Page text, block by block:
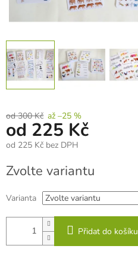
od 300 Kč až –25 %
od 225 Kč
od 225 Kč bez DPH
cena:
Zvolte variantu
Varianta
Přidat do košíku